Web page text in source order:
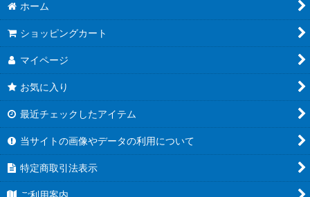
ホーム
ショッピングカート
マイページ
お気に入り
最近チェックしたアイテム
当サイトの画像やデータの利用について
特定商取引法表示